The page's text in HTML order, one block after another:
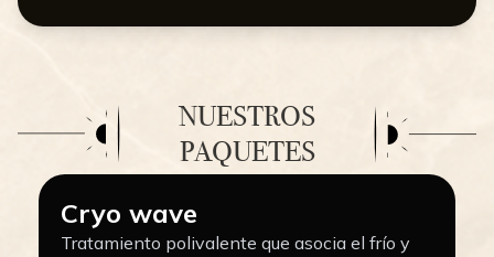
NUESTROS
PAQUETES
Cryo wave
Tratamiento polivalente que asocia el frío y